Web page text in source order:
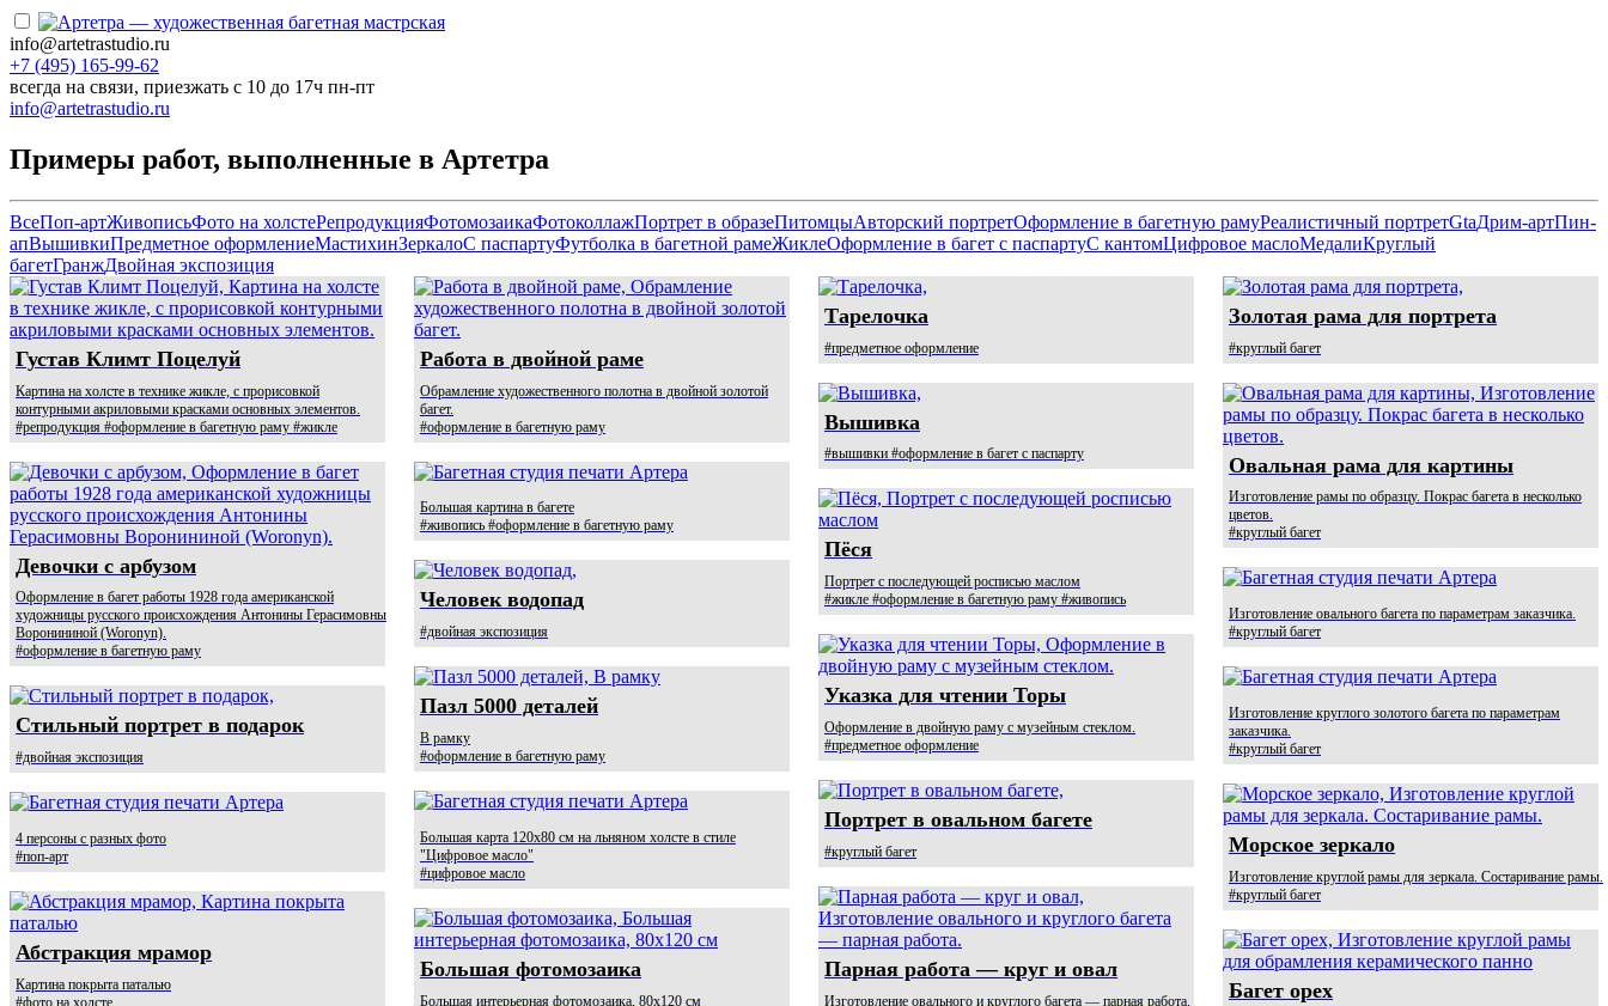
info@artetrastudio.ru
+7 (495) 165-99-62
всегда на связи, приезжать c 10 до 17ч пн-пт
info@artetrastudio.ru
Примеры работ, выполненные в Артетра
ВсеПоп-артЖивописьФото на холстеРепродукцияФотомозаикаФотоколлажПортрет в образеПитомцыАвторский портретОформление в багетную рамуРеалистичный портретGtaДрим-артПин-
апВышивкиПредметное оформлениеМастихинЗеркалоС паспартуФутболка в багетной рамеЖиклеОформление в багет с паспартуС кантомЦифровое маслоМедалиКруглый
багетГранжДвойная экспозиция
Густав Климт Поцелуй
Картина на холсте в технике жикле, с прорисовкой
контурными акриловыми красками основных элементов.
#репродукция #оформление в багетную раму #жикле
Девочки с арбузом
Оформление в багет работы 1928 года американской
художницы русского происхождения Антонины Герасимовны
Воронининой (Woronyn).
#оформление в багетную раму
Стильный портрет в подарок
#двойная экспозиция
4 персоны с разных фото
#поп-арт
Абстракция мрамор
Картина покрыта паталью
#фото на холсте
Работа в двойной раме
Обрамление художественного полотна в двойной золотой
багет.
#оформление в багетную раму
Большая картина в багете
#живопись #оформление в багетную раму
Человек водопад
#двойная экспозиция
Пазл 5000 деталей
В рамку
#оформление в багетную раму
Большая карта 120x80 см на льняном холсте в стиле
"Цифровое масло"
#цифровое масло
Большая фотомозаика
Большая интерьерная фотомозаика, 80x120 см
Тарелочка
#предметное оформление
Вышивка
#вышивки #оформление в багет с паспарту
Пёся
Портрет с последующей росписью маслом
#жикле #оформление в багетную раму #живопись
Указка для чтении Торы
Оформление в двойную раму с музейным стеклом.
#предметное оформление
Портрет в овальном багете
#круглый багет
Парная работа — круг и овал
Изготовление овального и круглого багета — парная работа.
Золотая рама для портрета
#круглый багет
Овальная рама для картины
Изготовление рамы по образцу. Покрас багета в несколько
цветов.
#круглый багет
Изготовление овального багета по параметрам заказчика.
#круглый багет
Изготовление круглого золотого багета по параметрам
заказчика.
#круглый багет
Морское зеркало
Изготовление круглой рамы для зеркала. Состаривание рамы.
#круглый багет
Багет орех